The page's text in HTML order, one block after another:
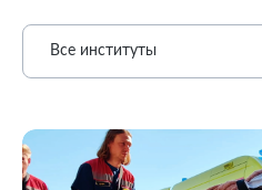
Все институты